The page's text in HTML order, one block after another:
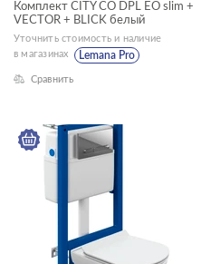
Комплект CITY CO DPL EO slim +
VECTOR + BLICK белый
Уточнить стоимость и наличие
в магазинах
Lemana Pro
Сравнить